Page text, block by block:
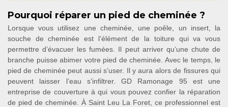
Pourquoi réparer un pied de cheminée ?
Lorsque vous utilisez une cheminée, une poêle, un insert, la
souche de cheminée est l’élément de la toiture qui va vous
permettre d’évacuer les fumées. Il peut arriver qu’une chute de
branche puisse abimer votre pied de cheminée. Avec le temps, le
pied de cheminée peut aussi s’user. Il y aura alors de fissures qui
peuvent laisser l’eau s’infiltrer. GD Ramonage 95 est une
entreprise de couverture à qui vous pouvez confier la réparation
de pied de cheminée. À Saint Leu La Foret, ce professionnel est